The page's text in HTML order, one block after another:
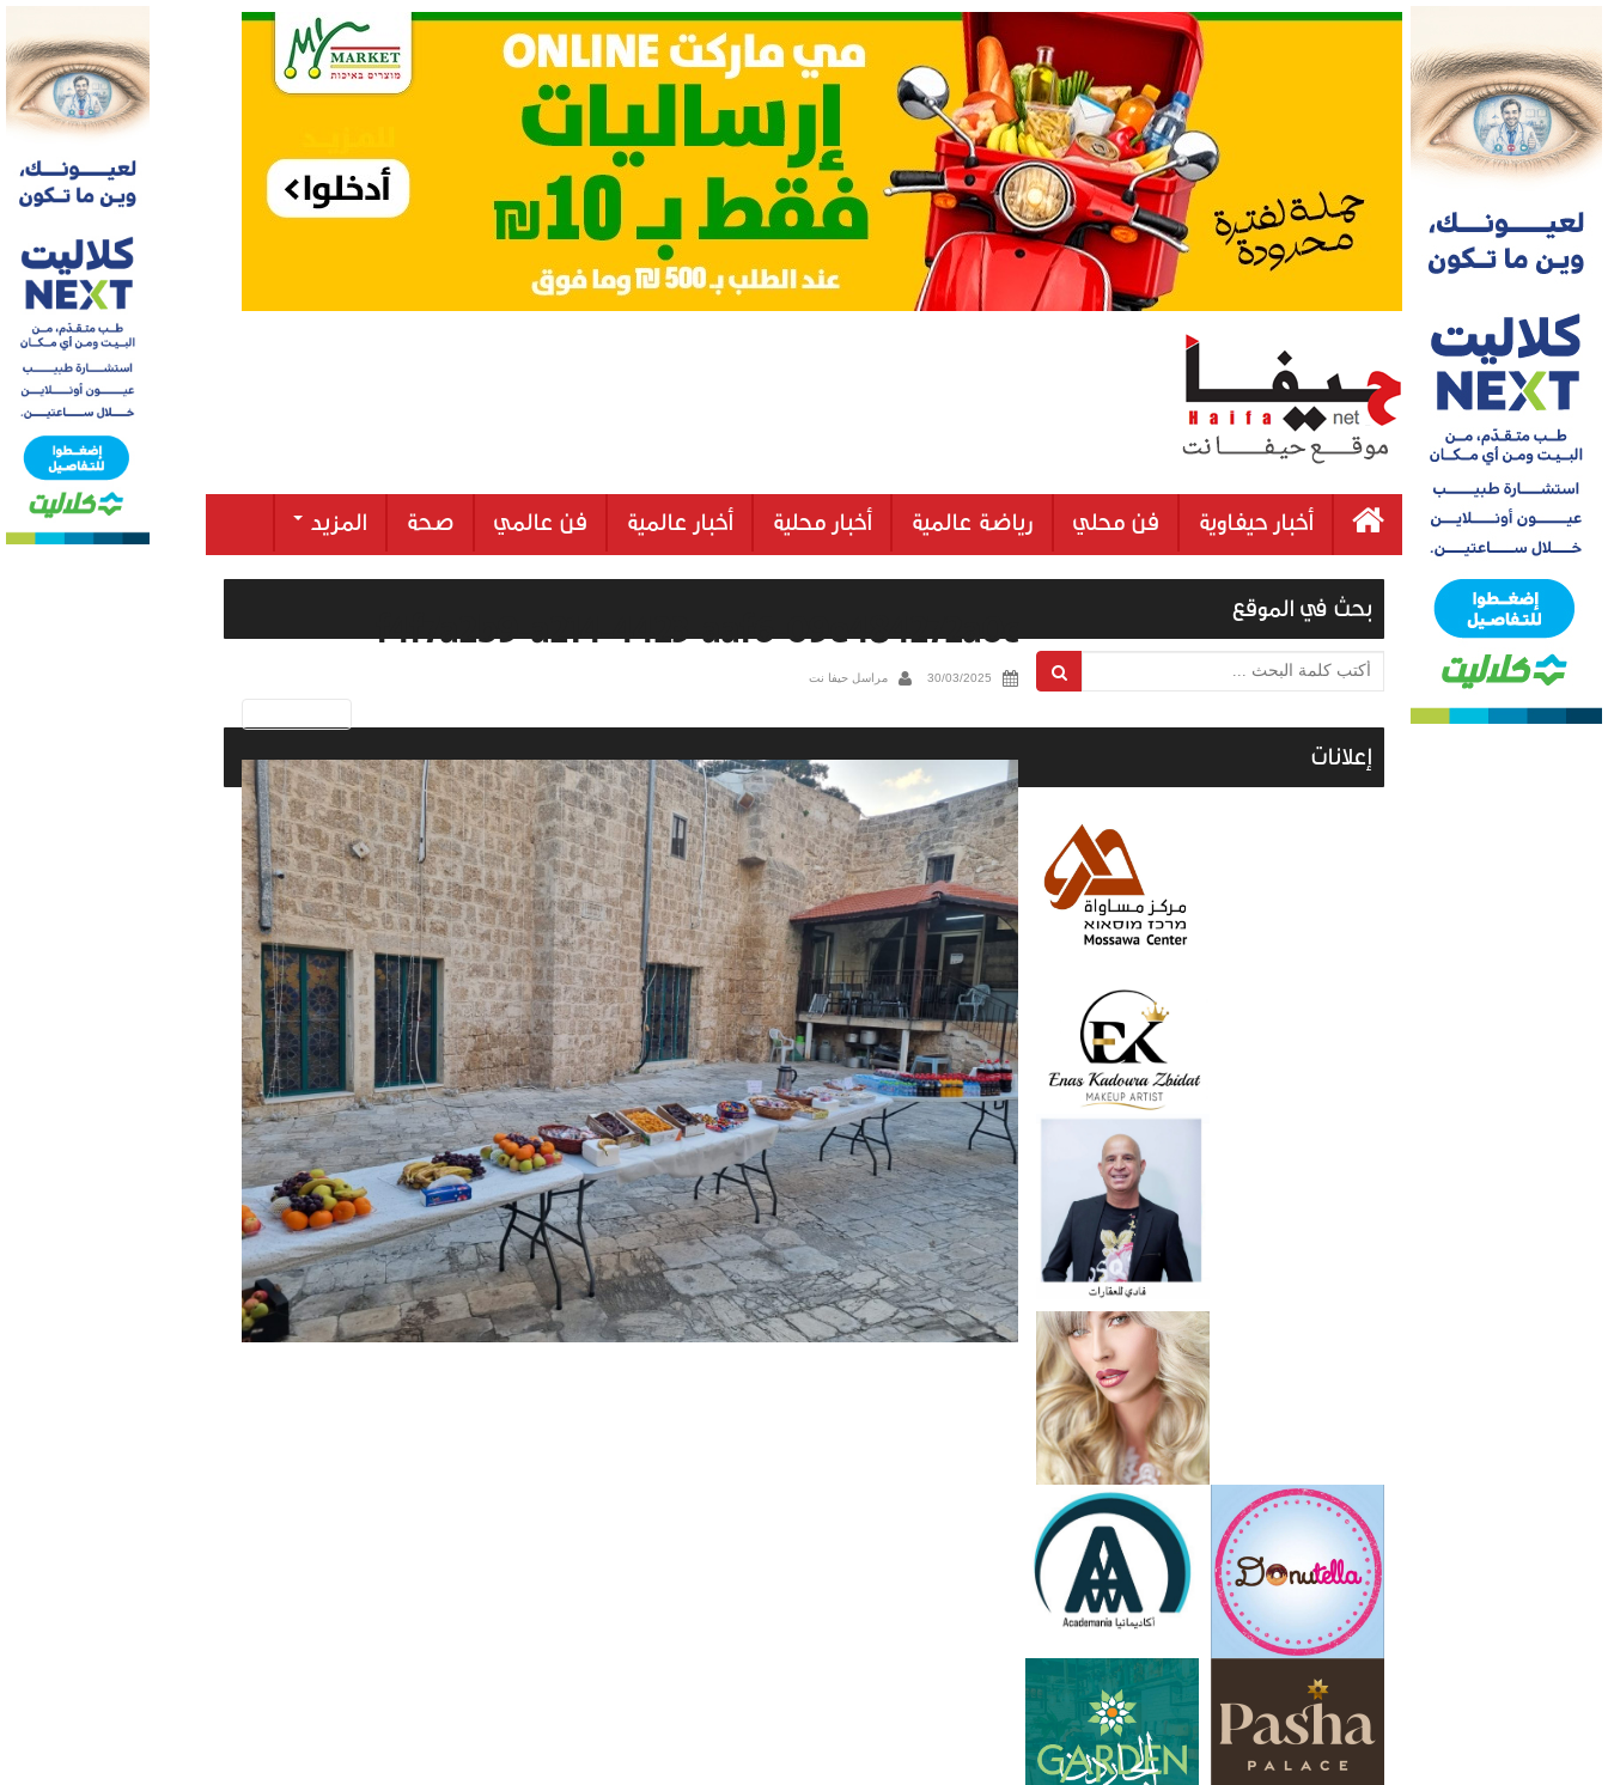
أخبار حيفاوية فن محلي رياضة عالمية أخبار محلية أخبار عالمية فن عالمي صحة المزيد
f4f7a2b9-a214-4423-aaf6-09e484272a0c
30/03/2025 مراسل حيفا نت
بحث في الموقع
أكتب كلمة البحث ...
إعلانات